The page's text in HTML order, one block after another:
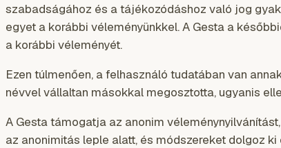
szabadságához és a tájékozódáshoz való jog
egyet a korábbi véleményünkkel. A Gesta a
a korábbi véleményét.
Ezen túlmenően, a felhasználó tudatában van
névvel vállaltan másokkal megosztotta, ugyanis
A Gesta támogatja az anonim
az anonimitás leple alatt, és módszereket dolgoz